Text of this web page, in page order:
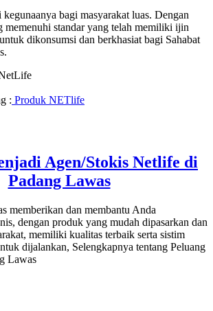
bagi masyarakat luas. Dengan
memenuhi standar yang telah memiliki ijin
dikonsumsi dan berkhasiat bagi Sahabat
: Produk NETlife
Agen/Stokis Netlife di
Padang Lawas
memberikan dan membantu Anda
dengan produk yang mudah dipasarkan dan
memiliki kualitas terbaik serta sistim
dijalankan, Selengkapnya tentang Peluang
Lawas